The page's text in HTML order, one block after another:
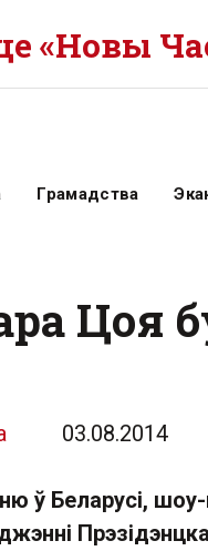
«Новы
Грамадства
Цоя
03.08.2014
ў Беларусі, шоу-